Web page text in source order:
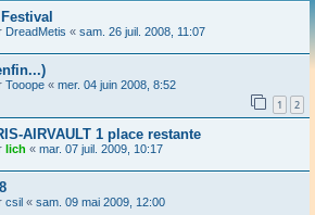
DreadMetis « sam. 26 juil. 2008, 11:07
Tooope « mer. 04 juin 2008, 8:52
1 2
AIRVAULT 1 place restante
lich « mar. 07 juil. 2009, 10:17
csil « sam. 09 mai 2009, 12:00